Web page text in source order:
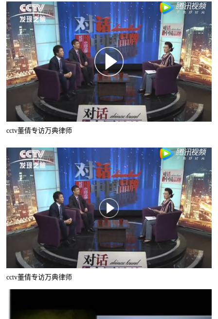
cctv董倩专访万典律师
cctv董倩专访万典律师